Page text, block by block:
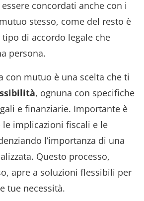
concordati anche con i
stesso, come del resto è
di accordo legale che
persona.
con mutuo è una scelta che ti
, ognuna con specifiche
e finanziarie. Importante è
le implicazioni fiscali e le
l’importanza di una
Questo processo,
apre a soluzioni flessibili per
tue necessità.